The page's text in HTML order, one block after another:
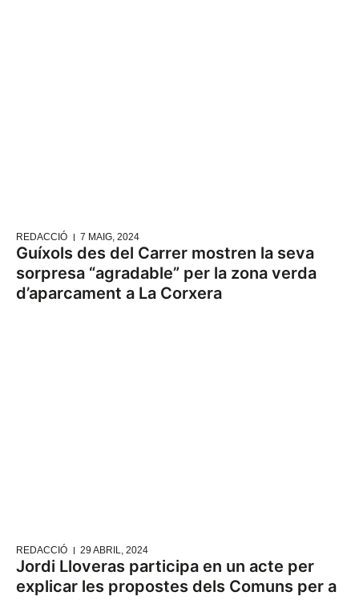
REDACCIÓ 7 MAIG, 2024
Guíxols des del Carrer mostren la seva
sorpresa “agradable” per la zona verda
d’aparcament a La Corxera
REDACCIÓ 29 ABRIL, 2024
Jordi Lloveras participa en un acte per
explicar les propostes dels Comuns per a